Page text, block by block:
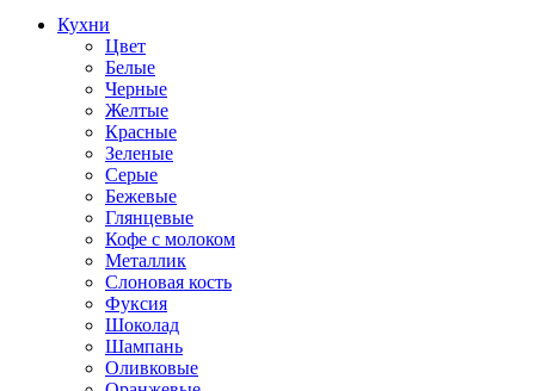
Кухни
Цвет
Белые
Черные
Желтые
Красные
Зеленые
Серые
Бежевые
Глянцевые
Кофе с молоком
Металлик
Слоновая кость
Фуксия
Шоколад
Шампань
Оливковые